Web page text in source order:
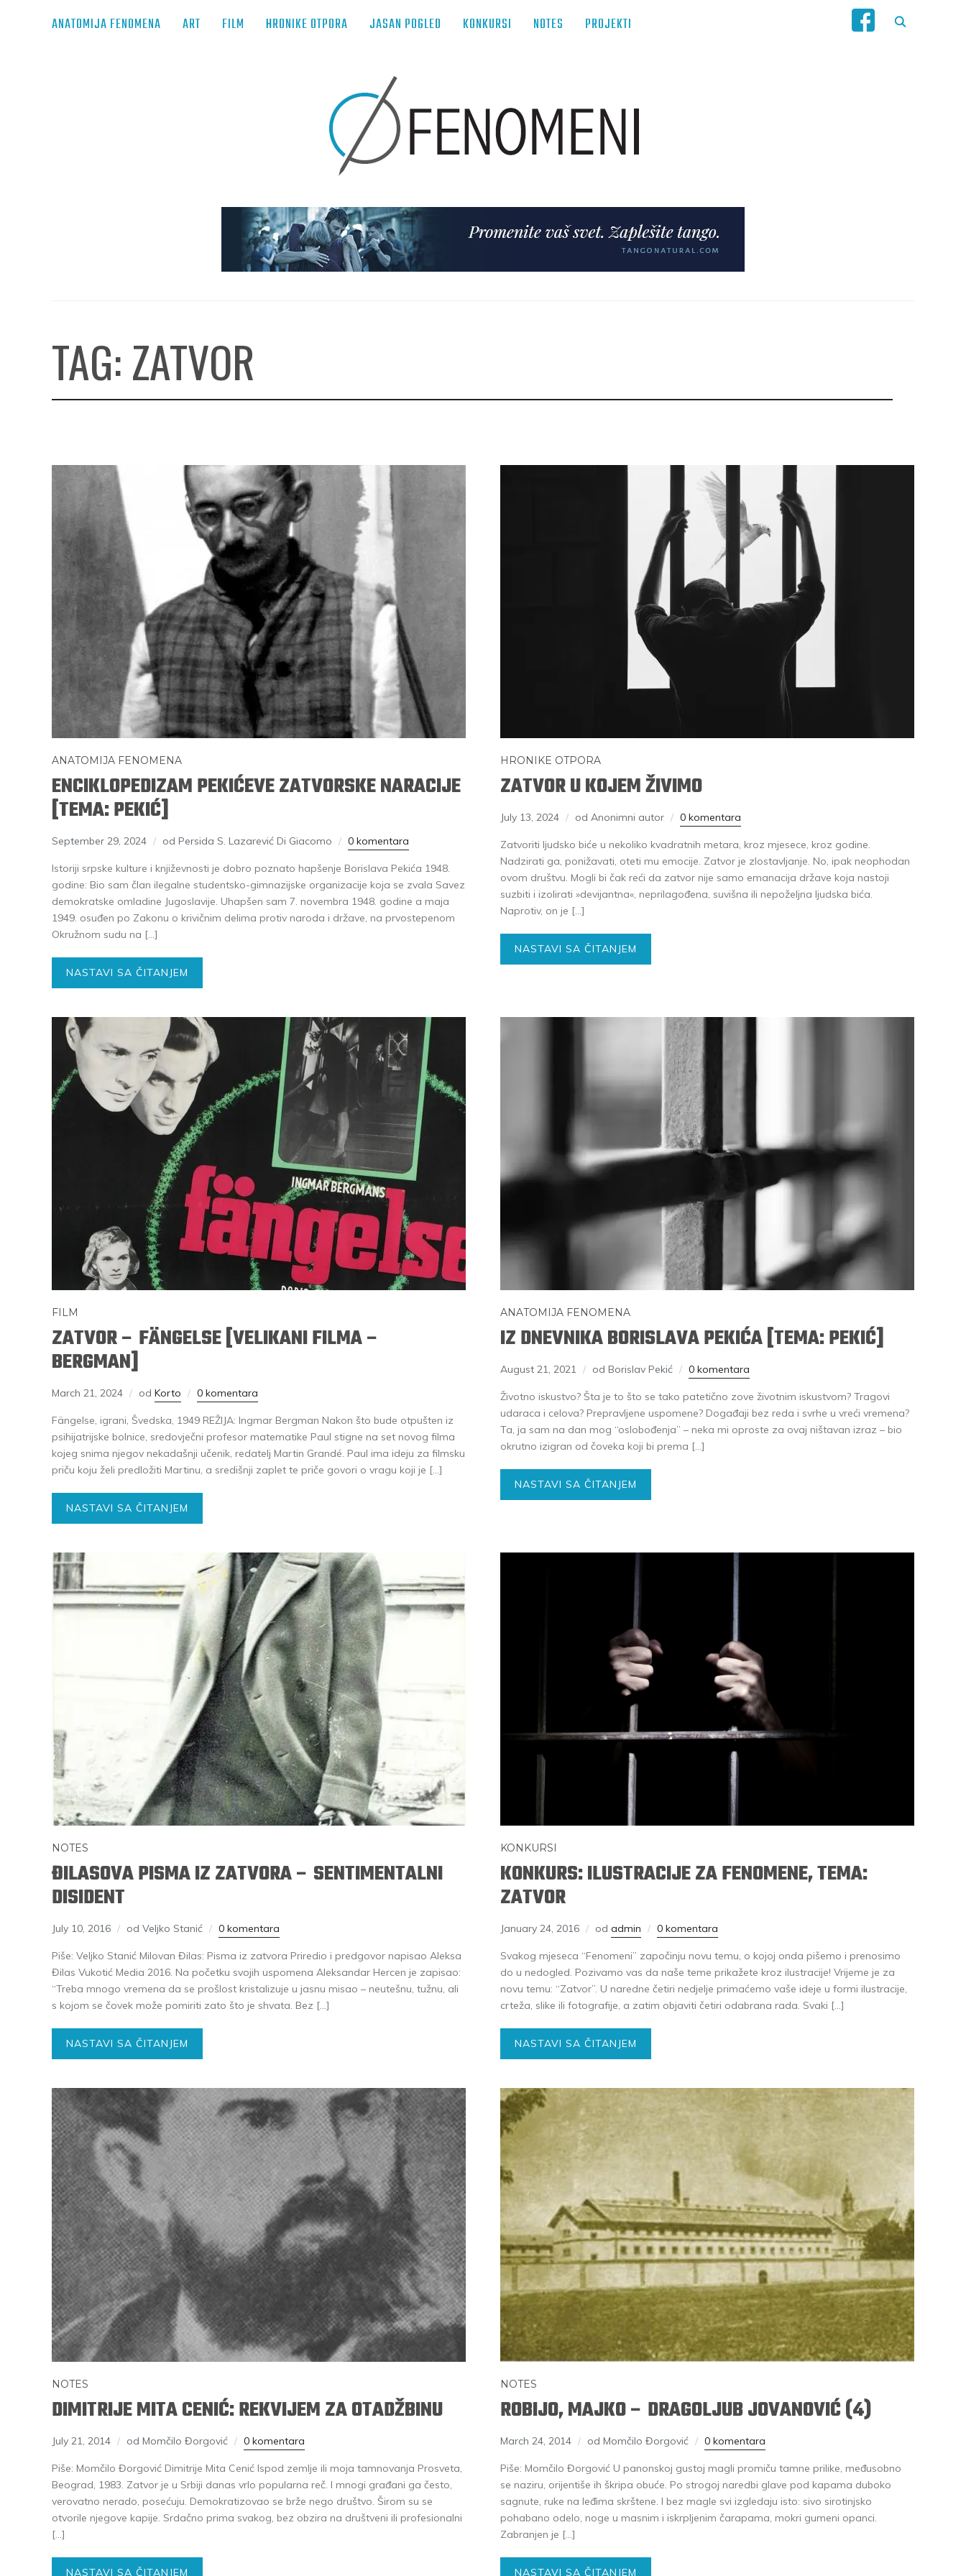
ANATOMIJA FENOMENA ART FILM HRONIKE OTPORA JASAN POGLED KONKURSI NOTES PROJEKTI
TAG:ZATVOR
ANATOMIJA FENOMENA
ENCIKLOPEDIZAM PEKIĆEVE ZATVORSKE NARACIJE
[TEMA: PEKIĆ]
September 29, 2024 od Persida S. Lazarević Di Giacomo 0 komentara
Istoriji srpske kulture i književnosti je dobro poznato hapšenje Borislava Pekića 1948.
godine: Bio sam član ilegalne studentsko-gimnazijske organizacije koja se zvala Savez
demokratske omladine Jugoslavije. Uhapšen sam 7. novembra 1948. godine a maja
1949. osuđen po Zakonu o krivičnim delima protiv naroda i države, na prvostepenom
Okružnom sudu na […]
NASTAVI SA ČITANJEM
HRONIKE OTPORA
ZATVOR U KOJEM ŽIVIMO
July 13, 2024 od Anonimni autor 0 komentara
Zatvoriti ljudsko biće u nekoliko kvadratnih metara, kroz mjesece, kroz godine.
Nadzirati ga, ponižavati, oteti mu emocije. Zatvor je zlostavljanje. No, ipak neophodan
ovom društvu. Mogli bi čak reći da zatvor nije samo emanacija države koja nastoji
suzbiti i izolirati »devijantna«, neprilagođena, suvišna ili nepoželjna ljudska bića.
Naprotiv, on je […]
NASTAVI SA ČITANJEM
FILM
ZATVOR – FÄNGELSE [VELIKANI FILMA –
BERGMAN]
March 21, 2024 od Korto 0 komentara
Fängelse, igrani, Švedska, 1949 REŽIJA: Ingmar Bergman Nakon što bude otpušten iz
psihijatrijske bolnice, sredovječni profesor matematike Paul stigne na set novog filma
kojeg snima njegov nekadašnji učenik, redatelj Martin Grandé. Paul ima ideju za filmsku
priču koju želi predložiti Martinu, a središnji zaplet te priče govori o vragu koji je […]
NASTAVI SA ČITANJEM
ANATOMIJA FENOMENA
IZ DNEVNIKA BORISLAVA PEKIĆA [TEMA: PEKIĆ]
August 21, 2021 od Borislav Pekić 0 komentara
Životno iskustvo? Šta je to što se tako patetično zove životnim iskustvom? Tragovi
udaraca i celova? Prepravljene uspomene? Događaji bez reda i svrhe u vreći vremena?
Ta, ja sam na dan mog “oslobođenja” – neka mi oproste za ovaj ništavan izraz – bio
okrutno izigran od čoveka koji bi prema […]
NASTAVI SA ČITANJEM
NOTES
ĐILASOVA PISMA IZ ZATVORA – SENTIMENTALNI
DISIDENT
July 10, 2016 od Veljko Stanić 0 komentara
Piše: Veljko Stanić Milovan Đilas: Pisma iz zatvora Priredio i predgovor napisao Aleksa
Đilas Vukotić Media 2016. Na početku svojih uspomena Aleksandar Hercen je zapisao:
“Treba mnogo vremena da se prošlost kristalizuje u jasnu misao – neutešnu, tužnu, ali
s kojom se čovek može pomiriti zato što je shvata. Bez […]
NASTAVI SA ČITANJEM
KONKURSI
KONKURS: ILUSTRACIJE ZA FENOMENE, TEMA:
ZATVOR
January 24, 2016 od admin 0 komentara
Svakog mjeseca “Fenomeni” započinju novu temu, o kojoj onda pišemo i prenosimo
do u nedogled. Pozivamo vas da naše teme prikažete kroz ilustracije! Vrijeme je za
novu temu: “Zatvor”. U naredne četiri nedjelje primaćemo vaše ideje u formi ilustracije,
crteža, slike ili fotografije, a zatim objaviti četiri odabrana rada. Svaki […]
NASTAVI SA ČITANJEM
NOTES
DIMITRIJE MITA CENIĆ: REKVIJEM ZA OTADŽBINU
July 21, 2014 od Momčilo Đorgović 0 komentara
Piše: Momčilo Đorgović Dimitrije Mita Cenić Ispod zemlje ili moja tamnovanja Prosveta,
Beograd, 1983. Zatvor je u Srbiji danas vrlo popularna reč. I mnogi građani ga često,
verovatno nerado, posećuju. Demokratizovao se brže nego društvo. Širom su se
otvorile njegove kapije. Srdačno prima svakog, bez obzira na društveni ili profesionalni
[…]
NASTAVI SA ČITANJEM
NOTES
ROBIJO, MAJKO – DRAGOLJUB JOVANOVIĆ (4)
March 24, 2014 od Momčilo Đorgović 0 komentara
Piše: Momčilo Đorgović U panonskoj gustoj magli promiču tamne prilike, međusobno
se naziru, orijentiše ih škripa obuće. Po strogoj naredbi glave pod kapama duboko
sagnute, ruke na leđima skrštene. I bez magle svi izgledaju isto: sivo sirotinjsko
pohabano odelo, noge u masnim i iskrpljenim čarapama, mokri gumeni opanci.
Zabranjen je […]
NASTAVI SA ČITANJEM